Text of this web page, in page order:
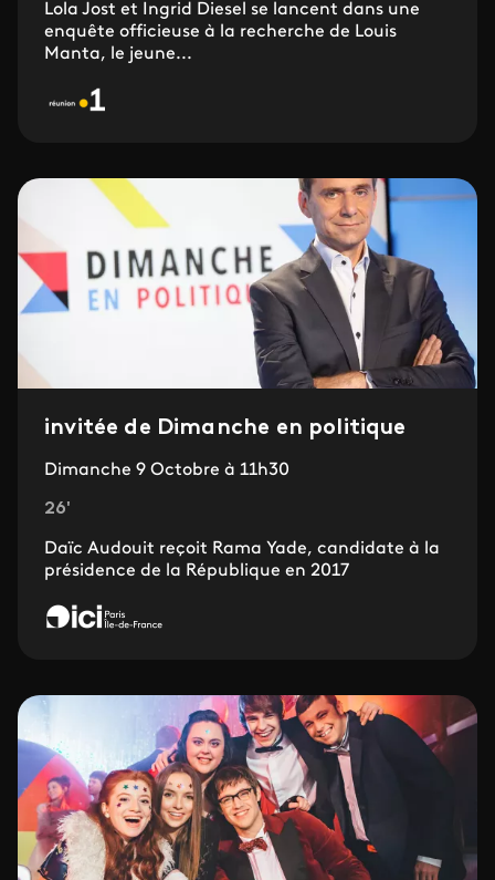
Lola Jost et Ingrid Diesel se lancent dans une
enquête officieuse à la recherche de Louis
Manta, le jeune...
invitée de Dimanche en politique
Dimanche 9 Octobre à 11h30
26'
Daïc Audouit reçoit Rama Yade, candidate à la
présidence de la République en 2017